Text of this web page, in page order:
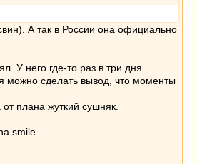
А так в России она официально
У него где-то раз в три дня
можно сделать вывод, что моменты
плана жуткий сушняк.